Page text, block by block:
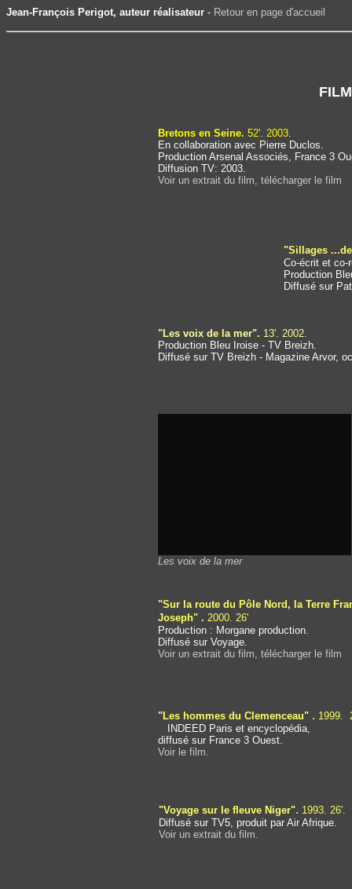
Bretons en Seine. 52'. 2003.
En collaboration avec Pierre Duclos.
Production Arsenal Associés, France 3
Diffusion TV: 2003.
Voir un extrait du film, télécharger le film
"Sillages
Co-écrit et co-
Production
Diffusé sur
"Les voix de la mer". 13'. 2002.
Production Bleu Iroise - TV Breizh.
Diffusé sur TV Breizh - Magazine Arvor,
Les voix de la mer
"Sur la route du Pôle Nord, la Terre
Joseph" . 2000. 26'
Production : Morgane production.
Diffusé sur Voyage.
Voir un extrait du film, télécharger le film
"Les hommes du Clemenceau" . 1999.
INDEED Paris et encyclopédia,
diffusé sur France 3 Ouest.
Voir le film.
"Voyage sur le fleuve Niger". 1993. 26'.
Diffusé sur TV5, produit par Air Afrique.
Voir un extrait du film.
Jean-François Perigot, auteur réalisateur - Retour en page d'accueil